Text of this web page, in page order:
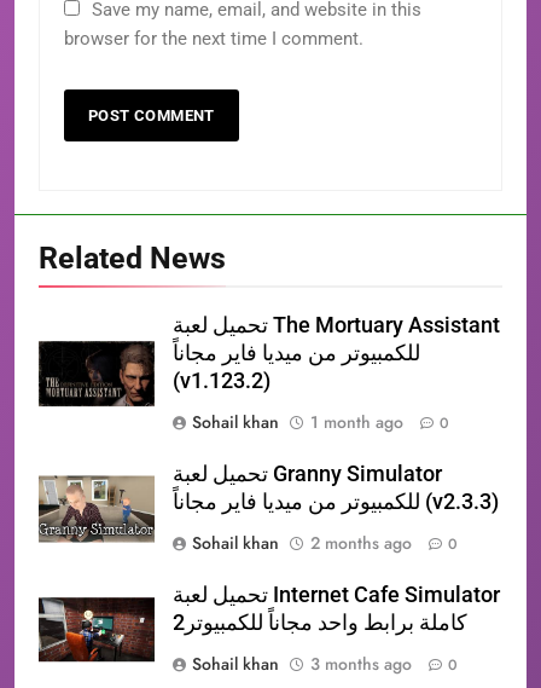
Save my name, email, and website in this
browser for the next time I comment.
Related News
تحميل لعبة The Mortuary Assistant
للكمبيوتر من ميديا فاير مجاناً
(v1.123.2)
Sohail khan
1 month ago 0
تحميل لعبة Granny Simulator
للكمبيوتر من ميديا فاير مجاناً (v2.3.3)
Sohail khan
2 months ago 0
تحميل لعبة Internet Cafe Simulator
2كاملة برابط واحد مجاناً للكمبيوتر
Sohail khan
3 months ago 0